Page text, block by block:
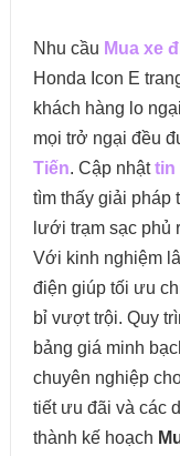
Nhu cầu Mua xe
Honda Icon E
khách hàng lo
mọi trở ngại đều
Tiến. Cập nhậttin
tìm thấy giải pháp
lưới trạm sạc phủ
Với kinh nghiệm
điện giúp tối ưu
bỉ vượt trội. Quy
bảng giá minh
chuyên nghiệp
tiết ưu đãi và các
thành kế hoạch